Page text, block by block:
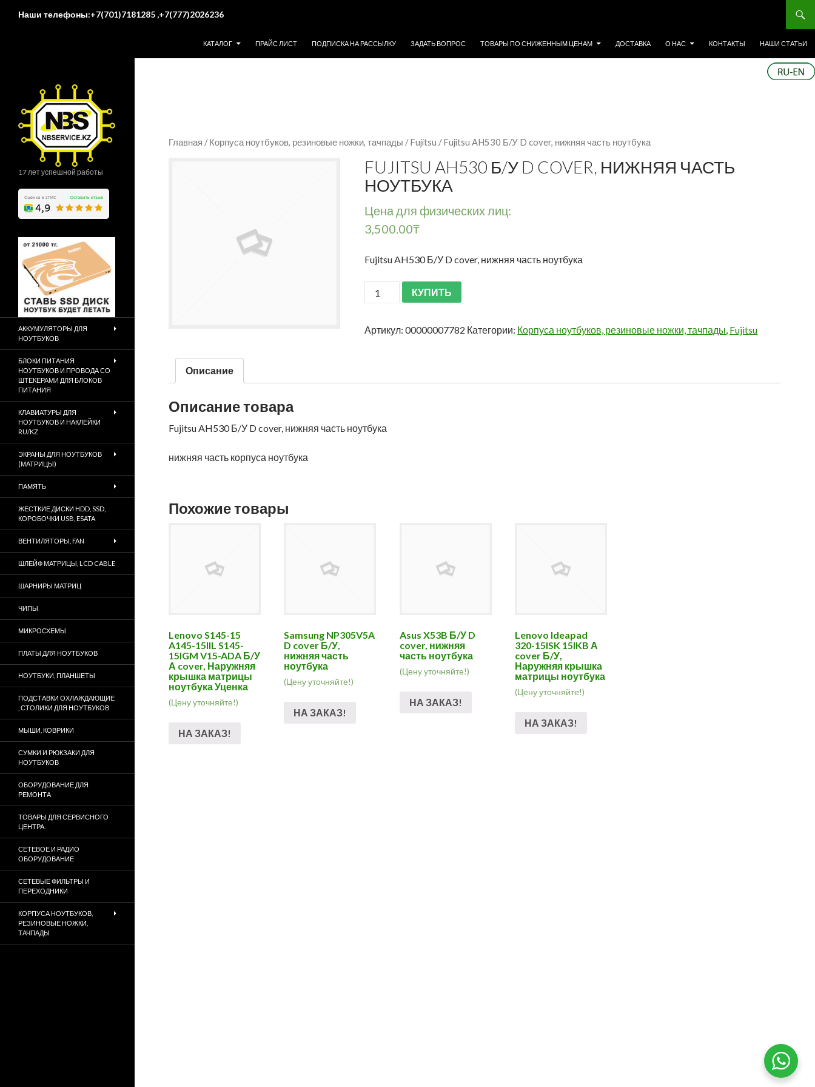
Наши телефоны:+7(701)7181285 ,+7(777)2026236
КАТАЛОГ
ПРАЙС ЛИСТ ПОДПИСКА НА РАССЫЛКУ ЗАДАТЬ ВОПРОС ТОВАРЫ ПО СНИЖЕННЫМ ЦЕНАМ ДОСТАВКА О НАС КОНТАКТЫ НАШИ СТАТЬИ
Главная /Корпуса ноутбуков, резиновые ножки, тачпады /Fujitsu / Fujitsu AH530 Б/У D cover, нижняя часть ноутбука
FUJITSU AH530 Б/У D COVER, НИЖНЯЯ ЧАСТЬ
НОУТБУКА
Цена для физических лиц:
3,500.00₸
Fujitsu AH530 Б/У D cover, нижняя часть ноутбука
КУПИТЬ
Артикул:00000007782 Категории: Корпуса ноутбуков, резиновые ножки, тачпады Fujitsu
Описание
Описание товара
Fujitsu AH530 Б/У D cover, нижняя часть ноутбука
нижняя часть корпуса ноутбука
Похожие товары
Lenovo S145-15
A145-15IIL S145-
15IGM V15-ADA Б/У
А cover, Наружняя
крышка матрицы
ноутбука Уценка
(Цену уточняйте!)
НА ЗАКАЗ!
Samsung NP305V5A
D cover Б/У,
нижняя часть
ноутбука
(Цену уточняйте!)
НА ЗАКАЗ!
Asus X53B Б/У D
cover, нижняя
часть ноутбука
(Цену уточняйте!)
НА ЗАКАЗ!
Lenovo Ideapad
320-15ISK 15IKB А
cover Б/У,
Наружняя крышка
матрицы ноутбука
(Цену уточняйте!)
НА ЗАКАЗ!
17 лет успешной работы
АККУМУЛЯТОРЫ ДЛЯ
НОУТБУКОВ
БЛОКИ ПИТАНИЯ
НОУТБУКОВ И ПРОВОДА СО
ШТЕКЕРАМИ ДЛЯ БЛОКОВ
ПИТАНИЯ
КЛАВИАТУРЫ ДЛЯ
НОУТБУКОВ И НАКЛЕЙКИ
RU/KZ
ЭКРАНЫ ДЛЯ НОУТБУКОВ
(МАТРИЦЫ)
ПАМЯТЬ
ЖЕСТКИЕ ДИСКИ HDD, SSD,
КОРОБОЧКИ USB, ESATA
ВЕНТИЛЯТОРЫ, FAN
ШЛЕЙФ МАТРИЦЫ, LCD CABLE
ШАРНИРЫ МАТРИЦ
ЧИПЫ
МИКРОСХЕМЫ
ПЛАТЫ ДЛЯ НОУТБУКОВ
НОУТБУКИ, ПЛАНШЕТЫ
ПОДСТАВКИ ОХЛАЖДАЮЩИЕ
, СТОЛИКИ ДЛЯ НОУТБУКОВ
МЫШИ, КОВРИКИ
СУМКИ И РЮКЗАКИ ДЛЯ
НОУТБУКОВ
ОБОРУДОВАНИЕ ДЛЯ
РЕМОНТА
ТОВАРЫ ДЛЯ СЕРВИСНОГО
ЦЕНТРА.
СЕТЕВОЕ И РАДИО
ОБОРУДОВАНИЕ
СЕТЕВЫЕ ФИЛЬТРЫ И
ПЕРЕХОДНИКИ
КОРПУСА НОУТБУКОВ,
РЕЗИНОВЫЕ НОЖКИ,
ТАЧПАДЫ